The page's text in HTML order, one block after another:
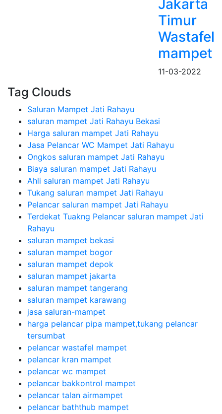
Jakarta
Timur
Wastafel
mampet
11-03-2022
Tag Clouds
Saluran Mampet Jati Rahayu
saluran mampet Jati Rahayu Bekasi
Harga saluran mampet Jati Rahayu
Jasa Pelancar WC Mampet Jati Rahayu
Ongkos saluran mampet Jati Rahayu
Biaya saluran mampet Jati Rahayu
Ahli saluran mampet Jati Rahayu
Tukang saluran mampet Jati Rahayu
Pelancar saluran mampet Jati Rahayu
Terdekat Tuakng Pelancar saluran mampet Jati
Rahayu
saluran mampet bekasi
saluran mampet bogor
saluran mampet depok
saluran mampet jakarta
saluran mampet tangerang
saluran mampet karawang
jasa saluran-mampet
harga pelancar pipa mampet,tukang pelancar
tersumbat
pelancar wastafel mampet
pelancar kran mampet
pelancar wc mampet
pelancar bakkontrol mampet
pelancar talan airmampet
pelancar baththub mampet